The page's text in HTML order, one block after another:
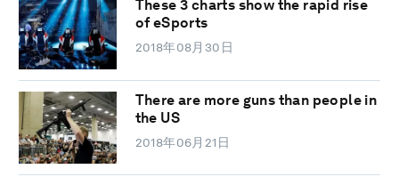
These 3 charts show the rapid rise
of eSports
2018年08月30日
There are more guns than people in
the US
2018年06月21日